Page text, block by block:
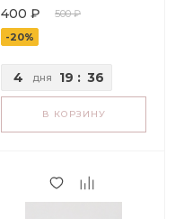
400 ₽
500 ₽
-20%
4 дня 19 : 36
В КОРЗИНУ